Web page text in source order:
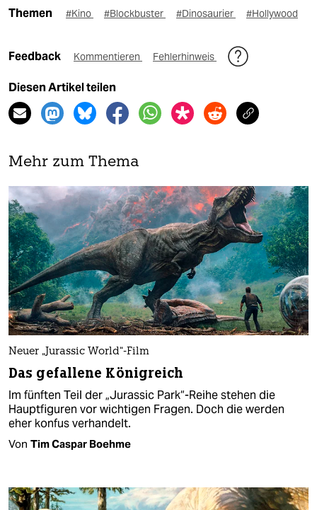
Themen #Kino #Blockbuster #Dinosaurier #Hollywood
Feedback Kommentieren Fehlerhinweis
Diesen Artikel teilen
Mehr zum Thema
Neuer „Jurassic World“-Film
Das gefallene Königreich
Im fünften Teil der „Jurassic Park“-Reihe stehen die
Hauptfiguren vor wichtigen Fragen. Doch die werden
eher konfus verhandelt.
Von Tim Caspar Boehme